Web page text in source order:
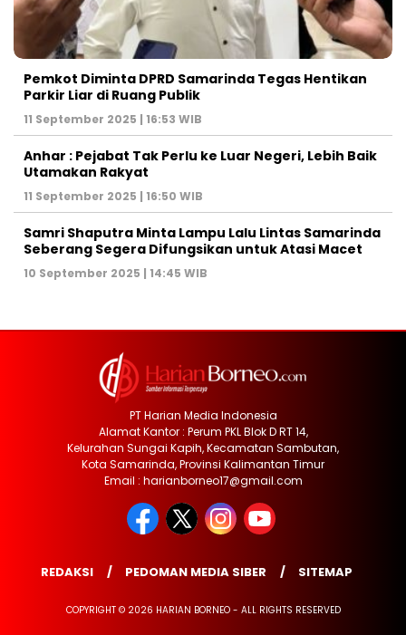
Pemkot Diminta DPRD Samarinda Tegas Hentikan
Parkir Liar di Ruang Publik
11 September 2025 | 16:53 WIB
Anhar : Pejabat Tak Perlu ke Luar Negeri, Lebih Baik
Utamakan Rakyat
11 September 2025 | 16:50 WIB
Samri Shaputra Minta Lampu Lalu Lintas Samarinda
Seberang Segera Difungsikan untuk Atasi Macet
10 September 2025 | 14:45 WIB
PT Harian Media Indonesia
Alamat Kantor : Perum PKL Blok D RT 14,
Kelurahan Sungai Kapih, Kecamatan Sambutan,
Kota Samarinda, Provinsi Kalimantan Timur
Email : harianborneo17@gmail.com
REDAKSI PEDOMAN MEDIA SIBER SITEMAP
COPYRIGHT © 2026 HARIAN BORNEO - ALL RIGHTS RESERVED